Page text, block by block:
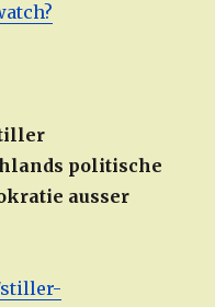
politische
ausser